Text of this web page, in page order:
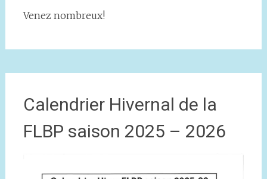
Venez nombreux!
Calendrier Hivernal de la
FLBP saison 2025 – 2026